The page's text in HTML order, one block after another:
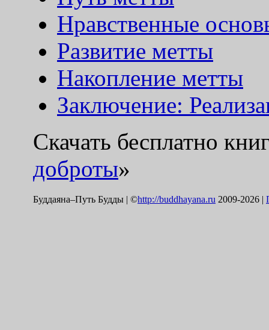
Нравственные
Развитие метты
Накопление метты
Заключение:
Скачать бесплатно
доброты»
Буддаяна–Путь Будды | ©http://buddhayana.ru 2009-2026 |